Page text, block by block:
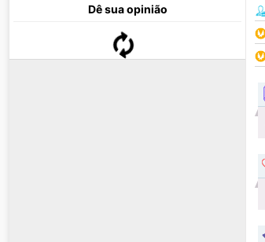
Dê sua opinião